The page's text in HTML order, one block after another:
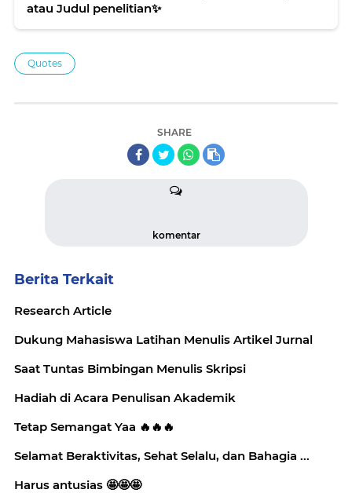
atau Judul penelitian✨️
Quotes
SHARE
komentar
Berita Terkait
Research Article
Dukung Mahasiswa Latihan Menulis Artikel Jurnal
Saat Tuntas Bimbingan Menulis Skripsi
Hadiah di Acara Penulisan Akademik
Tetap Semangat Yaa 🔥🔥🔥
Selamat Beraktivitas, Sehat Selalu, dan Bahagia ...
Harus antusias 🤩🤩🤩